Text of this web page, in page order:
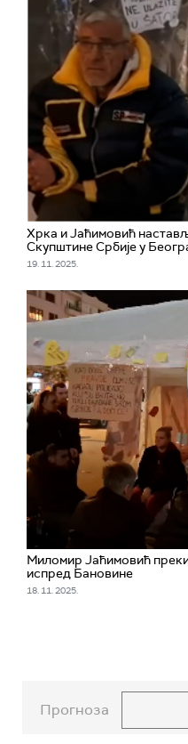
Хрка и Јаћимовић
Скупштине Србије у
19. 11. 2025.
Миломир Јаћимовић
испред Бановине
18. 11. 2025.
Прогноза